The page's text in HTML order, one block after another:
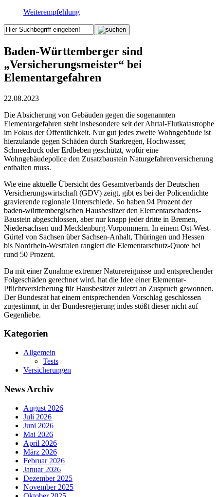
Weiterempfehlung
Baden-Württemberger sind
„Versicherungsmeister“ bei
Elementargefahren
22.08.2023
Die Absicherung von Gebäuden gegen die sogenannten
Elementargefahren steht insbesondere seit der Ahrtal-Flutkatastrophe
im Fokus der Öffentlichkeit. Nur gut jedes zweite Wohngebäude ist
hierzulande gegen Schäden durch Starkregen, Hochwasser,
Schneedruck oder Erdbeben geschützt, wofür eine
Wohngebäudepolice den Zusatzbaustein Naturgefahrenversicherung
enthalten muss.
Wie eine aktuelle Übersicht des Gesamtverbands der Deutschen
Versicherungswirtschaft (GDV) zeigt, gibt es bei der Policendichte
gravierende regionale Unterschiede. So haben 94 Prozent der
baden-württembergischen Hausbesitzer den Elementarschadens-
Baustein abgeschlossen, aber nur knapp jeder dritte in Bremen,
Niedersachsen und Mecklenburg-Vorpommern. In einem Ost-West-
Gürtel von Sachsen über Sachsen-Anhalt, Thüringen und Hessen
bis Nordrhein-Westfalen rangiert die Elementarschutz-Quote bei
rund 50 Prozent.
Da mit einer Zunahme extremer Naturereignisse und entsprechender
Folgeschäden gerechnet wird, hat die Idee einer Elementar-
Pflichtversicherung für Hausbesitzer zuletzt an Zuspruch gewonnen.
Der Bundesrat hat einem entsprechenden Vorschlag geschlossen
zugestimmt, in der Bundesregierung indes stößt dieser nicht auf
Gegenliebe.
Kategorien
Allgemein
Tests
Versicherungen
News Archiv
August 2026
Juli 2026
Juni 2026
Mai 2026
April 2026
März 2026
Februar 2026
Januar 2026
Dezember 2025
November 2025